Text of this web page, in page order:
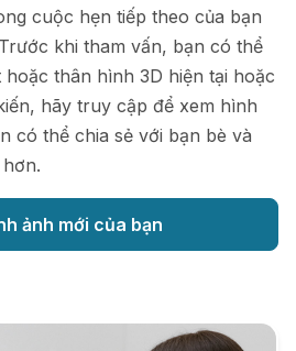
cuộc hẹn tiếp theo của bạn
khi tham vấn, bạn có thể
thân hình 3D hiện tại hoặc
hãy truy cập để xem hình
có thể chia sẻ với bạn bè và
ảnh mới của bạn